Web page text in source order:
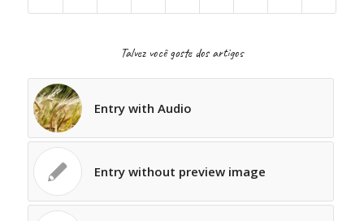
Talvez você goste dos artigos
Entry with Audio
Entry without preview image